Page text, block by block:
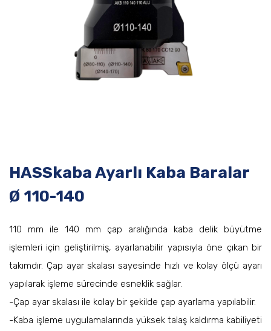
HASSkaba Ayarlı Kaba Baralar
Ø 110-140
110 mm ile 140 mm çap aralığında kaba delik büyütme
işlemleri için geliştirilmiş, ayarlanabilir yapısıyla öne çıkan bir
takımdır. Çap ayar skalası sayesinde hızlı ve kolay ölçü ayarı
yapılarak işleme sürecinde esneklik sağlar.
-Çap ayar skalası ile kolay bir şekilde çap ayarlama yapılabilir.
-Kaba işleme uygulamalarında yüksek talaş kaldırma kabiliyeti